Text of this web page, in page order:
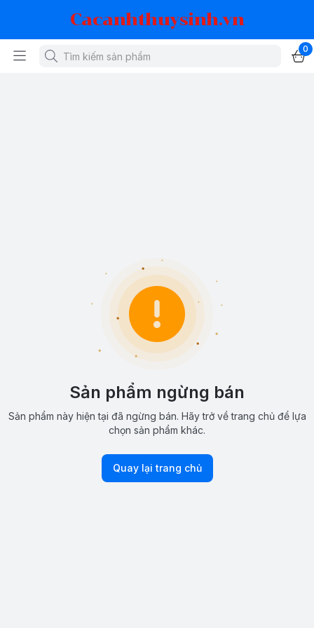
Cacanhthuysinh.vn
0
Sản phẩm ngừng bán
Sản phẩm này hiện tại đã ngừng bán. Hãy trở về trang chủ để lựa
chọn sản phẩm khác.
Quay lại trang chủ